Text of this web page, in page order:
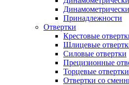
Принадлежности
Отвертки
Крестовые
Шлицевые
Силовые отвертки
Прецизионные
Торцевые отвертки
Отвертки со